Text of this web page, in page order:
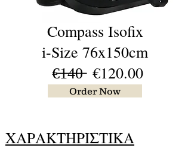
Compass Isofix
i-Size 76x150cm
€̶1̶4̶0̶ €120.00
Order Now
ΧΑΡΑΚΤΗΡΙΣΤΙΚΑ